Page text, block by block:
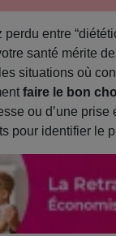
entre
santé mérite
situations où
faire le bon
ou d’une
pour identifier le